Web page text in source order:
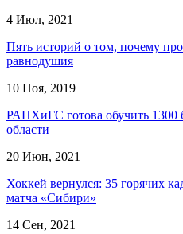
4 Июл, 2021
Пять историй о том, почему
равнодушия
10 Ноя, 2019
РАНХиГС готова обучить 1300
области
20 Июн, 2021
Хоккей вернулся: 35 горячих
матча «Сибири»
14 Сен, 2021